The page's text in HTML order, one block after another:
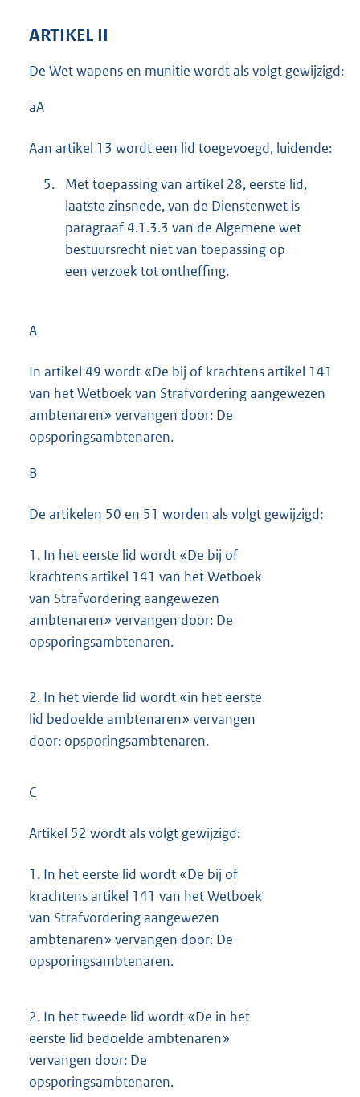
ARTIKEL II
De Wet wapens en munitie wordt als volgt gewijzigd:
aA
Aan artikel 13 wordt een lid toegevoegd, luidende:
5.
Met toepassing van artikel 28, eerste lid,
laatste zinsnede, van de Dienstenwet is
paragraaf 4.1.3.3 van de Algemene wet
bestuursrecht niet van toepassing op
een verzoek tot ontheffing.
A
In artikel 49 wordt «De bij of krachtens artikel 141
van het Wetboek van Strafvordering aangewezen
ambtenaren» vervangen door: De
opsporingsambtenaren.
B
De artikelen 50 en 51 worden als volgt gewijzigd:
1. In het eerste lid wordt «De bij of
krachtens artikel 141 van het Wetboek
van Strafvordering aangewezen
ambtenaren» vervangen door: De
opsporingsambtenaren.
2. In het vierde lid wordt «in het eerste
lid bedoelde ambtenaren» vervangen
door: opsporingsambtenaren.
C
Artikel 52 wordt als volgt gewijzigd:
1. In het eerste lid wordt «De bij of
krachtens artikel 141 van het Wetboek
van Strafvordering aangewezen
ambtenaren» vervangen door: De
opsporingsambtenaren.
2. In het tweede lid wordt «De in het
eerste lid bedoelde ambtenaren»
vervangen door: De
opsporingsambtenaren.